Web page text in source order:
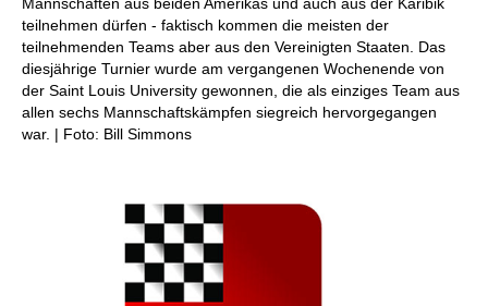
teilnehmen dürfen - faktisch kommen die meisten der
teilnehmenden Teams aber aus den Vereinigten Staaten. Das
diesjährige Turnier wurde am vergangenen Wochenende von
der Saint Louis University gewonnen, die als einziges Team aus
allen sechs Mannschaftskämpfen siegreich hervorgegangen
war. | Foto: Bill Simmons